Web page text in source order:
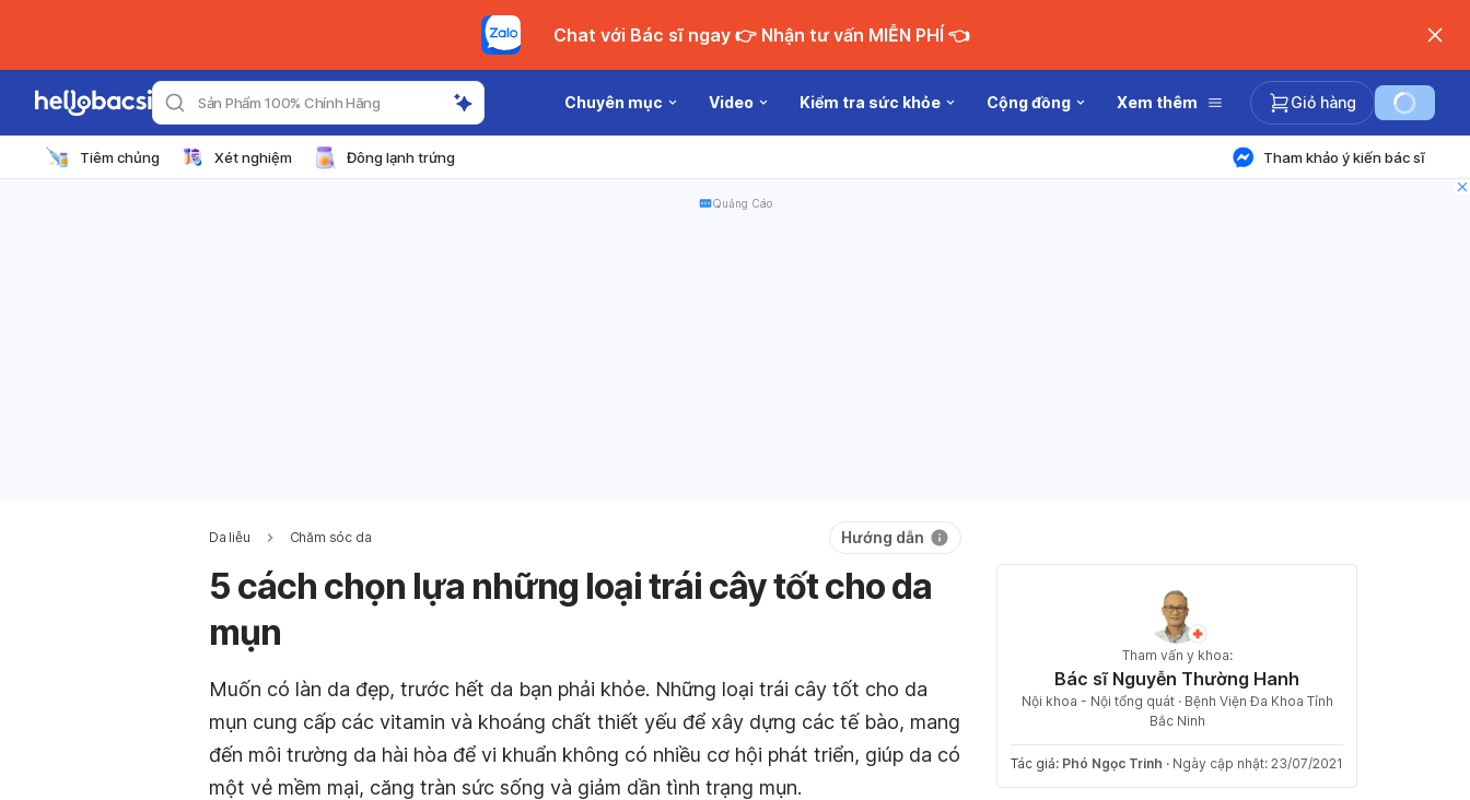
Chat với Bác sĩ ngay 👉 Nhận tư vấn MIỄN PHÍ 👈
Sản Phẩm 100% Chính Hãng Chuyên mục Video Kiểm tra sức khỏe Cộng đồng Xem thêm Giỏ hàng
Tiêm chủng Xét nghiệm Đông lạnh trứng Tham khảo ý kiến bác sĩ
Quảng Cáo
Da liễu Chăm sóc da Hướng dẫn
5 cách chọn lựa những loại trái cây tốt cho da
mụn
Muốn có làn da đẹp, trước hết da bạn phải khỏe. Những loại trái cây tốt cho da
mụn cung cấp các vitamin và khoáng chất thiết yếu để xây dựng các tế bào, mang
đến môi trường da hài hòa để vi khuẩn không có nhiều cơ hội phát triển, giúp da có
một vẻ mềm mại, căng tràn sức sống và giảm dần tình trạng mụn.
Tham vấn y khoa:
Bác sĩ Nguyễn Thường Hanh
Nội khoa - Nội tổng quát · Bệnh Viện Đa Khoa Tỉnh
Bắc Ninh
Tác giả: Phó Ngọc Trinh · Ngày cập nhật: 23/07/2021